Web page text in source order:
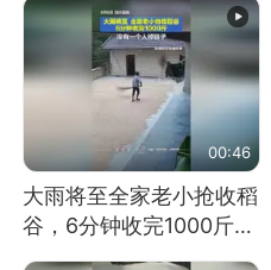
00:46
大雨将至全家老小抢收稻
谷，6分钟收完1000斤，